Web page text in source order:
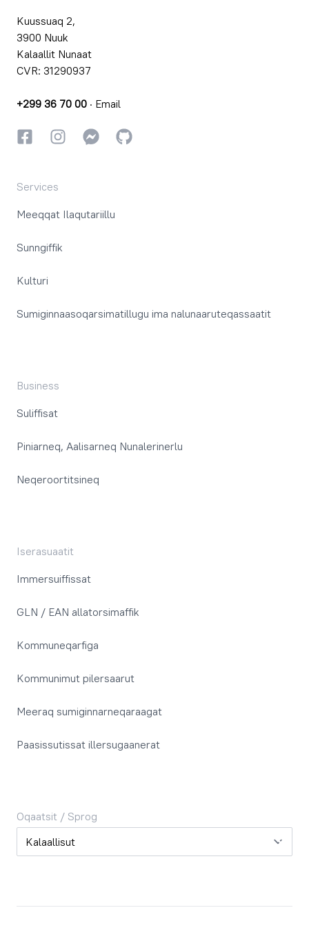
Kuussuaq 2,
3900 Nuuk
Kalaallit Nunaat
CVR: 31290937
+299 36 70 00 · Email
FacebookkiInstagrammiInstagrammi
GitHub
Services
Meeqqat Ilaqutariillu
Sunngiffik
Kulturi
Sumiginnaasoqarsimatillugu ima nalunaaruteqassaatit
Business
Suliffisat
Piniarneq, Aalisarneq Nunalerinerlu
Neqeroortitsineq
Iserasuaatit
Immersuiffissat
GLN / EAN allatorsimaffik
Kommuneqarfiga
Kommunimut pilersaarut
Meeraq sumiginnarneqaraagat
Paasissutissat illersugaanerat
Oqaatsit / Sprog
Oqaatsit / Sprog